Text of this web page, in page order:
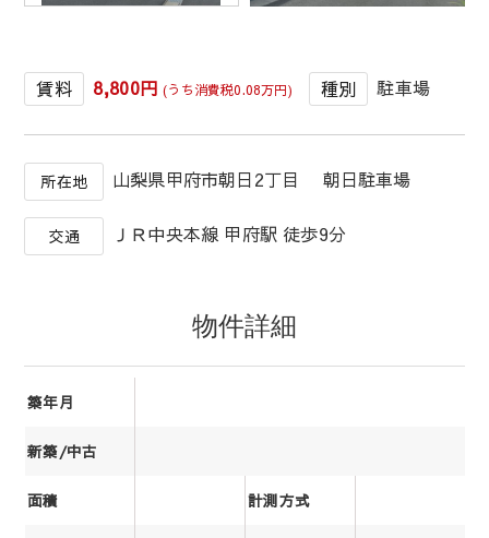
賃料 8,800円(うち消費税0.08万円) 種別 駐車場
所在地 山梨県甲府市朝日2丁目 朝日駐車場
交通 ＪＲ中央本線 甲府駅 徒歩9分
物件詳細
築年月
新築/中古
面積 計測方式